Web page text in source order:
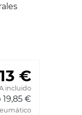
€
incluido
19,85 €